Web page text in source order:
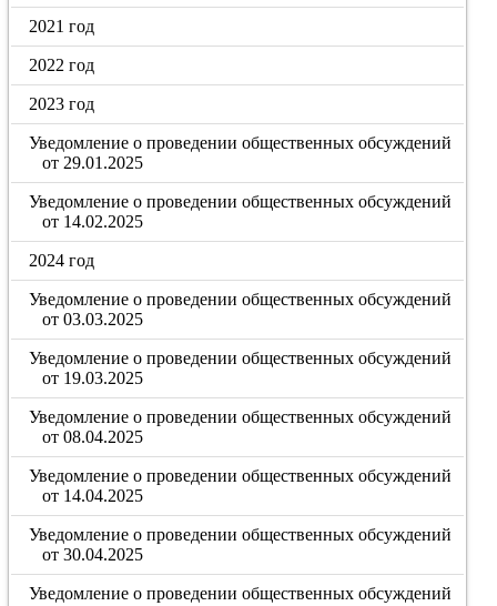
2021 год
2022 год
2023 год
Уведомление о проведении общественных обсуждений
от 29.01.2025
Уведомление о проведении общественных обсуждений
от 14.02.2025
2024 год
Уведомление о проведении общественных обсуждений
от 03.03.2025
Уведомление о проведении общественных обсуждений
от 19.03.2025
Уведомление о проведении общественных обсуждений
от 08.04.2025
Уведомление о проведении общественных обсуждений
от 14.04.2025
Уведомление о проведении общественных обсуждений
от 30.04.2025
Уведомление о проведении общественных обсуждений